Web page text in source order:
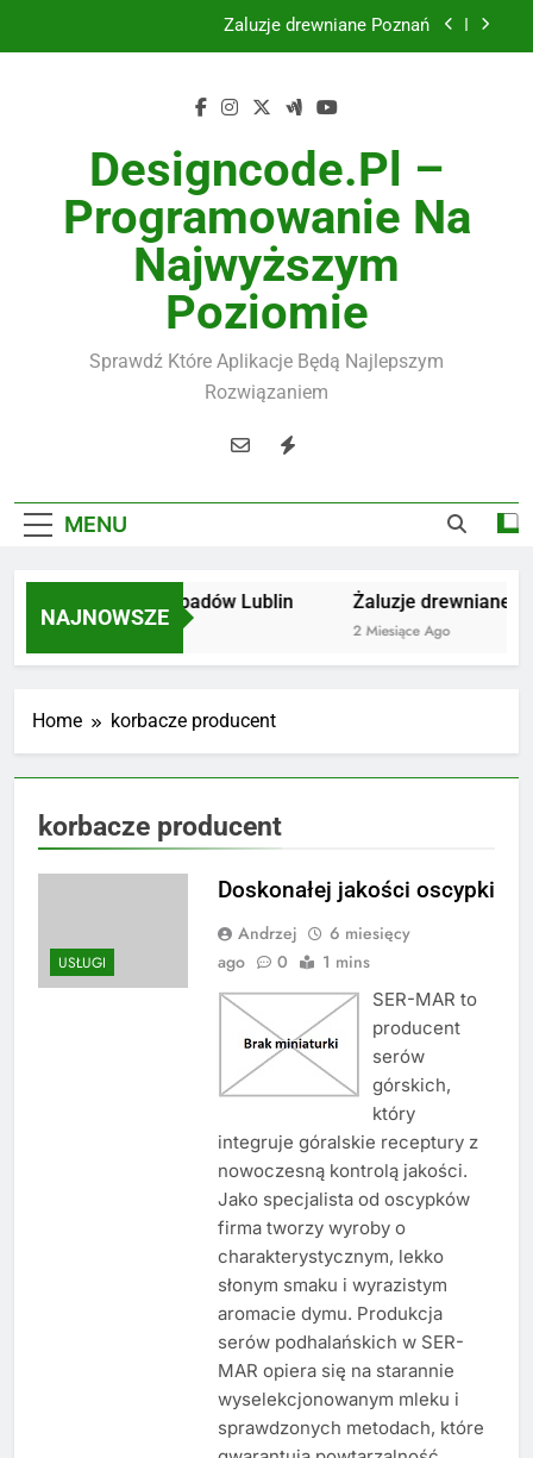
Żaluzje drewniane Poznań
Utylizacja odpadów Lublin
Żaluzje drewniane Poznań
Instalacje elektryczne Gdańsk
Designcode.pl –
Programowanie Na
Najwyższym
Poziomie
Sprawdź Które Aplikacje Będą Najlepszym
Rozwiązaniem
MENU
NAJNOWSZE
Utylizacja odpadów Lublin
2 Miesiące Ago
Żaluzje drewniane
2 Miesiące Ago
Home korbacze producent
korbacze producent
USŁUGI
Doskonałej jakości oscypki
Andrzej
6 miesięcy
ago
0 1 mins
SER-MAR to
producent
serów
górskich,
który
integruje góralskie receptury z
nowoczesną kontrolą jakości.
Jako specjalista od oscypków
firma tworzy wyroby o
charakterystycznym, lekko
słonym smaku i wyrazistym
aromacie dymu. Produkcja
serów podhalańskich w SER-
MAR opiera się na starannie
wyselekcjonowanym mleku i
sprawdzonych metodach, które